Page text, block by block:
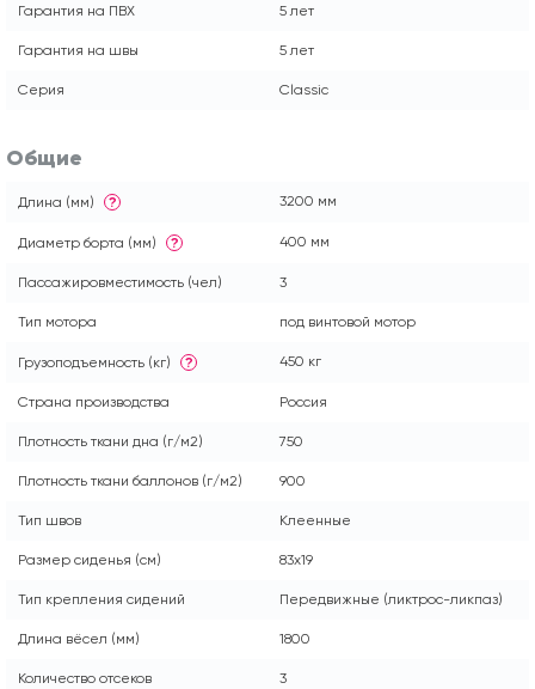
Гарантия на ПВХ 5 лет
Гарантия на швы 5 лет
Серия Classic
Общие
Длина (мм) ? 3200 мм
Диаметр борта (мм) ? 400 мм
Пассажировместимость (чел) 3
Тип мотора под винтовой мотор
Грузоподъемность (кг) ? 450 кг
Страна производства Россия
Плотность ткани дна (г/м2) 750
Плотность ткани баллонов (г/м2) 900
Тип швов Клеенные
Размер сиденья (см) 83х19
Тип крепления сидений Передвижные (ликтрос-ликпаз)
Длина вёсел (мм) 1800
Количество отсеков 3